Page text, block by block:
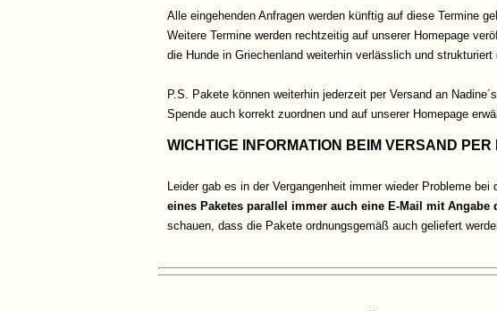
Alle eingehenden Anfragen werden künftig auf diese Termine
Weitere Termine werden rechtzeitig auf unserer Homepage
die Hunde in Griechenland weiterhin verlässlich und strukturiert
P.S. Pakete können weiterhin jederzeit per Versand an
Spende auch korrekt zuordnen und auf unserer Homepage
WICHTIGE INFORMATION BEIM VERSAND PER
Leider gab es in der Vergangenheit immer wieder Probleme
eines Paketes parallel immer auch eine E-Mail mit Angabe
schauen, dass die Pakete ordnungsgemäß auch geliefert